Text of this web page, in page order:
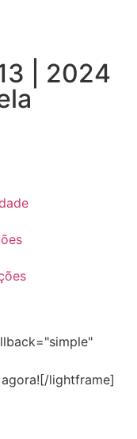
| 2024
lightframe]